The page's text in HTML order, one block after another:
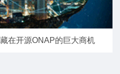
在开源ONAP的巨大商机